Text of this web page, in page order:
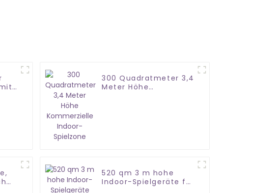
300 Quadratmeter 3,4
Meter Höhe
520 qm 3 m hohe
Indoor-Spielgeräte für